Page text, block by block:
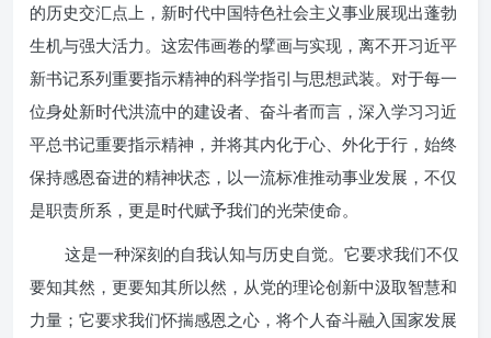
的历史交汇点上，新时代中国特色社会主义事业展现出蓬勃
生机与强大活力。这宏伟画卷的擘画与实现，离不开习近平
新书记系列重要指示精神的科学指引与思想武装。对于每一
位身处新时代洪流中的建设者、奋斗者而言，深入学习习近
平总书记重要指示精神，并将其内化于心、外化于行，始终
保持感恩奋进的精神状态，以一流标准推动事业发展，不仅
是职责所系，更是时代赋予我们的光荣使命。
这是一种深刻的自我认知与历史自觉。它要求我们不仅
要知其然，更要知其所以然，从党的理论创新中汲取智慧和
力量；它要求我们怀揣感恩之心，将个人奋斗融入国家发展